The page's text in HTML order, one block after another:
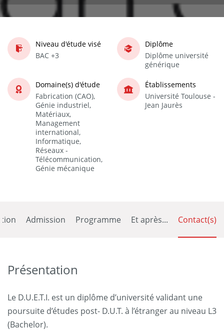
Niveau d'étude visé
BAC +3
Diplôme
Diplôme université
générique
Domaine(s) d'étude
Fabrication (CAO),
Génie industriel,
Matériaux,
Management
international,
Informatique,
Réseaux -
Télécommunication,
Génie mécanique
Établissements
Université Toulouse -
Jean Jaurès
Admission Programme Et après... Contact(s)
Présentation
Le D.U.E.T.I. est un diplôme d’université validant une
poursuite d’études post- D.U.T. à l’étranger au niveau L3
(Bachelor).